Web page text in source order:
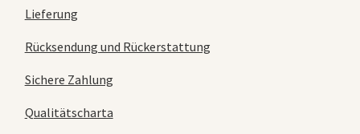
Lieferung
Rücksendung und Rückerstattung
Sichere Zahlung
Qualitätscharta